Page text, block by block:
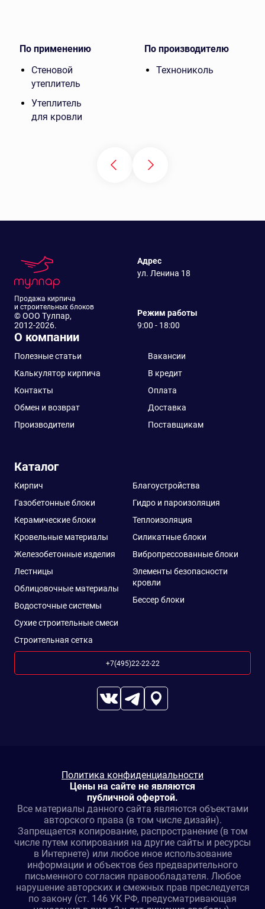
По применению
Стеновой
утеплитель
Утеплитель
для кровли
По производителю
Технониколь
Продажа кирпича
и строительных блоков
© ООО Тулпар,
2012-2026.
Адрес
ул. Ленина 18
Режим работы
9:00 - 18:00
О компании
Полезные статьи
Вакансии
Калькулятор кирпича
В кредит
Контакты
Оплата
Обмен и возврат
Доставка
Производители
Поставщикам
Каталог
Кирпич
Газобетонные блоки
Керамические блоки
Кровельные материалы
Железобетонные изделия
Лестницы
Облицовочные материалы
Водосточные системы
Сухие строительные смеси
Строительная сетка
Благоустройства
Гидро и пароизоляция
Теплоизоляция
Силикатные блоки
Вибропрессованные блоки
Элементы безопасности
кровли
Бессер блоки
+7(495)22-22-22
Цены на сайте не являются
публичной офертой.
Все материалы данного сайта являются объектами
авторского права (в том числе дизайн).
Запрещается копирование, распространение (в том
числе путем копирования на другие сайты и ресурсы
в Интернете) или любое иное использование
информации и объектов без предварительного
письменного согласия правообладателя. Любое
нарушение авторских и смежных прав преследуется
по закону (ст. 146 УК РФ, предусматривающая
Политика конфиденциальности